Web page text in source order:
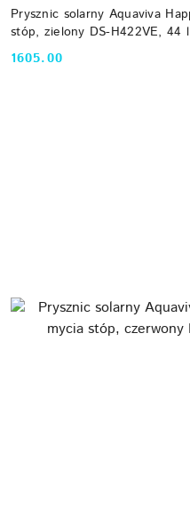
Prysznic solarny Aquaviva
stóp, zielony DS-H422VE, 44
Cena:
1605.00